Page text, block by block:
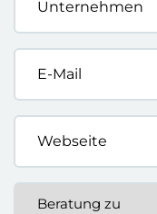
E-
Mail
*
Webseite